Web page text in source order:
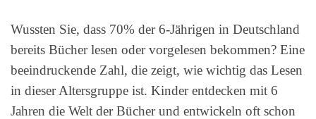
Wussten Sie, dass 70% der 6-Jährigen in Deutschland
bereits Bücher lesen oder vorgelesen bekommen? Eine
beeindruckende Zahl, die zeigt, wie wichtig das Lesen
in dieser Altersgruppe ist. Kinder entdecken mit 6
Jahren die Welt der Bücher und entwickeln oft schon